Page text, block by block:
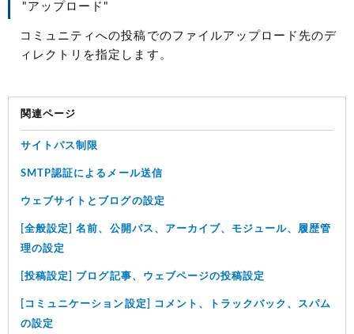
"アップロード"
コミュニティへの投稿でのファイルアップロード先のデ
ィレクトリを指定します。
関連ページ
サイトパス制限
SMTP認証によるメール送信
ウェブサイトとブログの設定
[全般設定] 名前、公開パス、アーカイブ、モジュール、履歴管
理の設定
[投稿設定] ブログ記事、ウェブページの投稿設定
[コミュニケーション設定] コメント、トラックバック、スパム
の設定